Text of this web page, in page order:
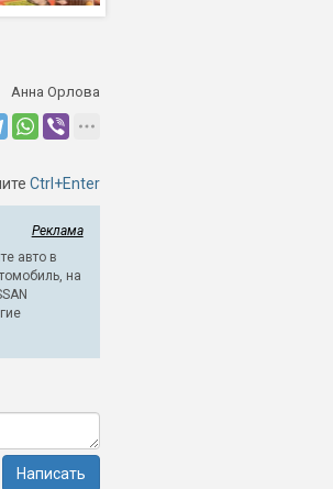
Анна Орлова
Ctrl+Enter
Реклама
авто в
на
Написать